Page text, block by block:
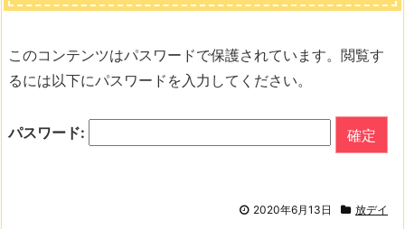
このコンテンツはパスワードで保護されています。閲覧す
るには以下にパスワードを入力してください。
パスワード:
2020年6月13日 放デイ